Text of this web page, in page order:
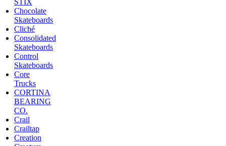
STIX
Chocolate
Skateboards
Cliché
Consolidated
Skateboards
Control
Skateboards
Core
Trucks
CORTINA
BEARING
CO.
Crail
Crailtap
Creation